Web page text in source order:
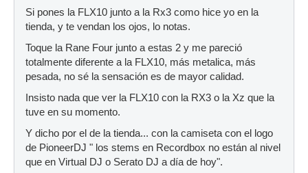
Si pones la FLX10 junto a la Rx3 como hice yo en la
tienda, y te vendan los ojos, lo notas.
Toque la Rane Four junto a estas 2 y me pareció
totalmente diferente a la FLX10, más metalica, más
pesada, no sé la sensación es de mayor calidad.
Insisto nada que ver la FLX10 con la RX3 o la Xz que la
tuve en su momento.
Y dicho por el de la tienda... con la camiseta con el logo
de PioneerDJ " los stems en Recordbox no están al nivel
que en Virtual DJ o Serato DJ a día de hoy".